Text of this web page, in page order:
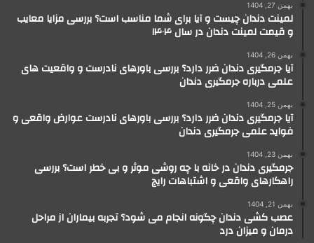
بهمن 27, 1404
لمینت دندان چیست و آیا برای شما مناسب است؟ بررسی مزایا معایب
و قیمت لمینت دندان در سال ۱۴۰۴
بهمن 26, 1404
آیا جرمگیری دندان ضرر دارد؟ بررسی باورهای نادرست و واقعیت های
علمی درباره جرمگیری دندان
بهمن 25, 1404
آیا جرمگیری دندان ضرر دارد؟ بررسی باورهای نادرست عوارض واقعی و
فواید علمی جرمگیری دندان
بهمن 23, 1404
جرمگیری دندان در خانه با چه روشی موثر و بی خطر است؟ بررسی
راهکارهای واقعی و اشتباهات رایج
بهمن 21, 1404
عصب کشی دندان چگونه انجام می شود؟ تجربه بیماران از مراحل
درمان و میزان درد